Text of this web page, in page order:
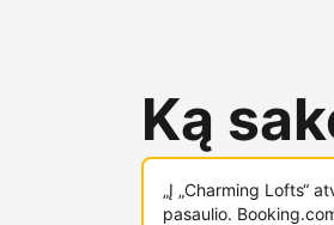
Ką
„Į „Charming Lofts“
pasaulio.